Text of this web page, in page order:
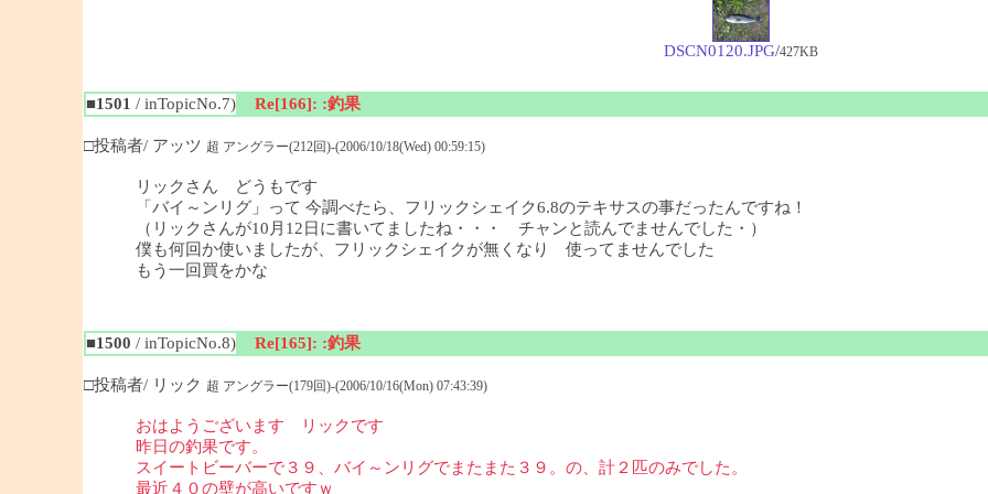
DSCN0120.JPG/427KB
■1501 / inTopicNo.7) Re[166]: :釣果
□投稿者/ アッツ 超 アングラー(212回)-(2006/10/18(Wed) 00:59:15)
リックさん どうもです
「バイ～ンリグ」って 今調べたら、フリックシェイク6.8のテキサスの事だったんですね！
（リックさんが10月12日に書いてましたね・・・ チャンと読んでませんでした・）
僕も何回か使いましたが、フリックシェイクが無くなり 使ってませんでした
もう一回買をかな
■1500 / inTopicNo.8) Re[165]: :釣果
□投稿者/ リック 超 アングラー(179回)-(2006/10/16(Mon) 07:43:39)
おはようございます リックです
昨日の釣果です。
スイートビーバーで３９、バイ～ンリグでまたまた３９。の、計２匹のみでした。
最近４０の壁が高いですｗ